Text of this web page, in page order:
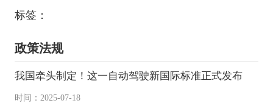
标签：
政策法规
我国牵头制定！这一自动驾驶新国际标准正式发布
时间：2025-07-18